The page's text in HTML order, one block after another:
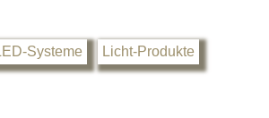
Systeme Licht-Produkte